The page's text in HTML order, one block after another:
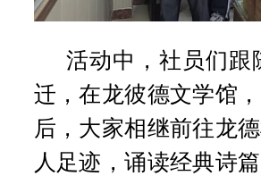
活动中，社员们跟
迁，在龙彼德文学馆
后，大家相继前往龙
人足迹，诵读经典诗